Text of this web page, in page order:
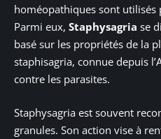
homéopathiques sont
Parmi eux, Staphysagria se
basé sur les propriétés de la
staphisagria, connue depuis
contre les parasites.
Staphysagria est souvent
granules. Son action vise à